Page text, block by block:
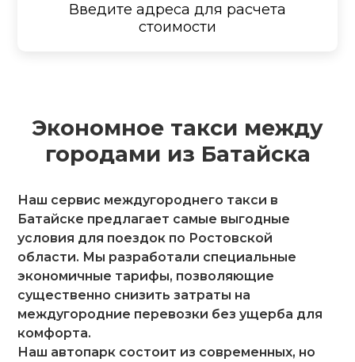
Введите адреса для расчета
стоимости
Экономное такси между
городами из Батайска
Наш сервис междугороднего такси в
Батайске предлагает самые выгодные
условия для поездок по Ростовской
области. Мы разработали специальные
экономичные тарифы, позволяющие
существенно снизить затраты на
междугородние перевозки без ущерба для
комфорта.
Наш автопарк состоит из современных, но